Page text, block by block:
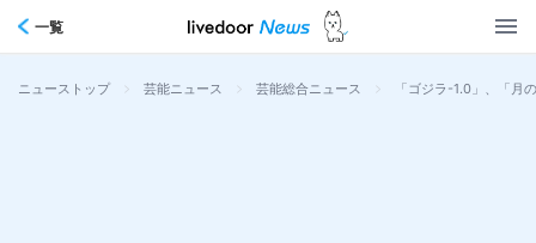
一覧
ニューストップ > 芸能ニュース > 芸能総合ニュース > 「ゴジラ-1.0」、「月